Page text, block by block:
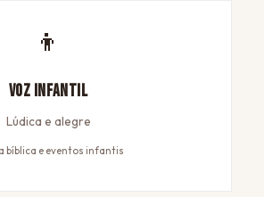
👦
Voz Infantil
Lúdica e alegre
bíblica e eventos infantis